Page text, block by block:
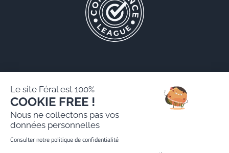
Mentions légales
Politique de protection des données personnelles
Le site Féral est 100%
COOKIE FREE !
Nous ne collectons pas vos
données personnelles
Consulter notre politique de confidentialité